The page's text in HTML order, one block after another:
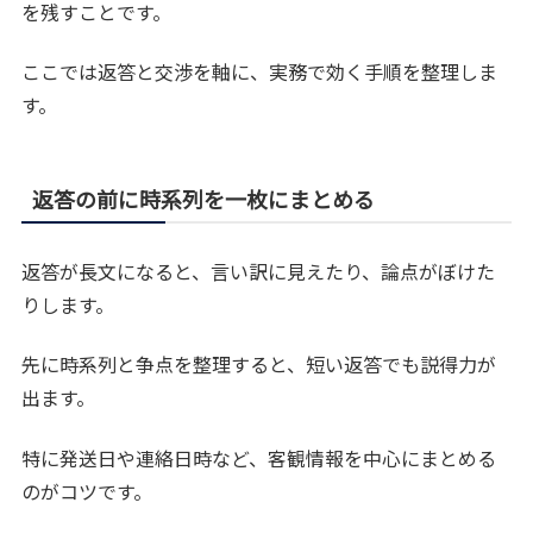
を残すことです。
ここでは返答と交渉を軸に、実務で効く手順を整理しま
す。
返答の前に時系列を一枚にまとめる
返答が長文になると、言い訳に見えたり、論点がぼけた
りします。
先に時系列と争点を整理すると、短い返答でも説得力が
出ます。
特に発送日や連絡日時など、客観情報を中心にまとめる
のがコツです。